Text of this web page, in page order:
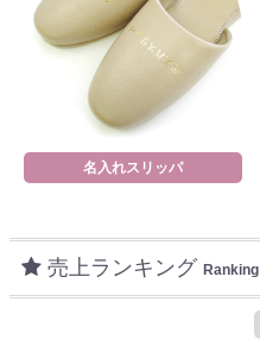
名入れスリッパ
売上ランキング Ranking